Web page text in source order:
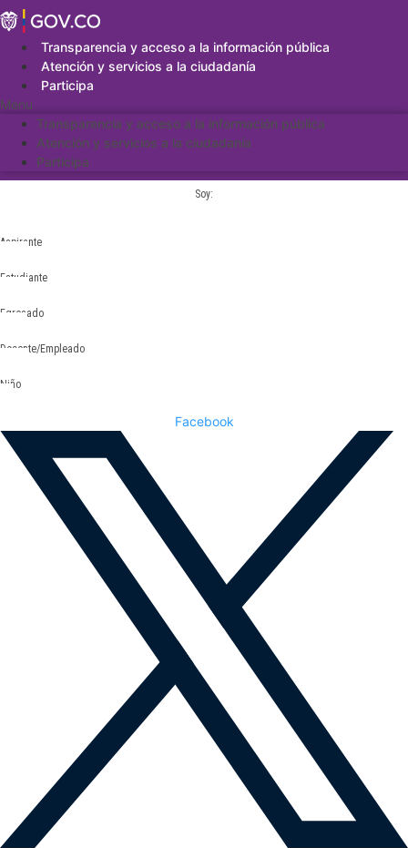
Saltar
al
contenidoTransparencia y acceso a la información pública
Atención y servicios a la ciudadanía
Participa
Menu
Transparencia y acceso a la información pública
Atención y servicios a la ciudadanía
Participa
Soy:
Aspirante
Estudiante
Egresado
Docente/Empleado
Niño
Facebook